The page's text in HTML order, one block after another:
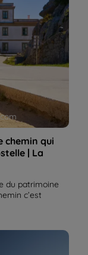
chemin qui
| La
du patrimoine
c’est
voyage |